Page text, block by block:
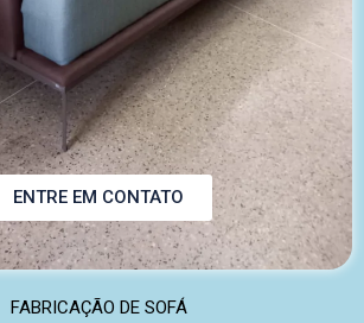
ENTRE EM CONTATO
FABRICAÇÃO DE SOFÁ